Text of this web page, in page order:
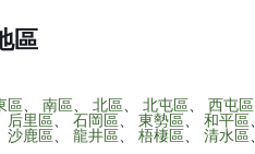
區
區 南區 北區 北屯區 西屯區
后里區 石岡區 東勢區 和平區
沙鹿區 龍井區 梧棲區 清水區